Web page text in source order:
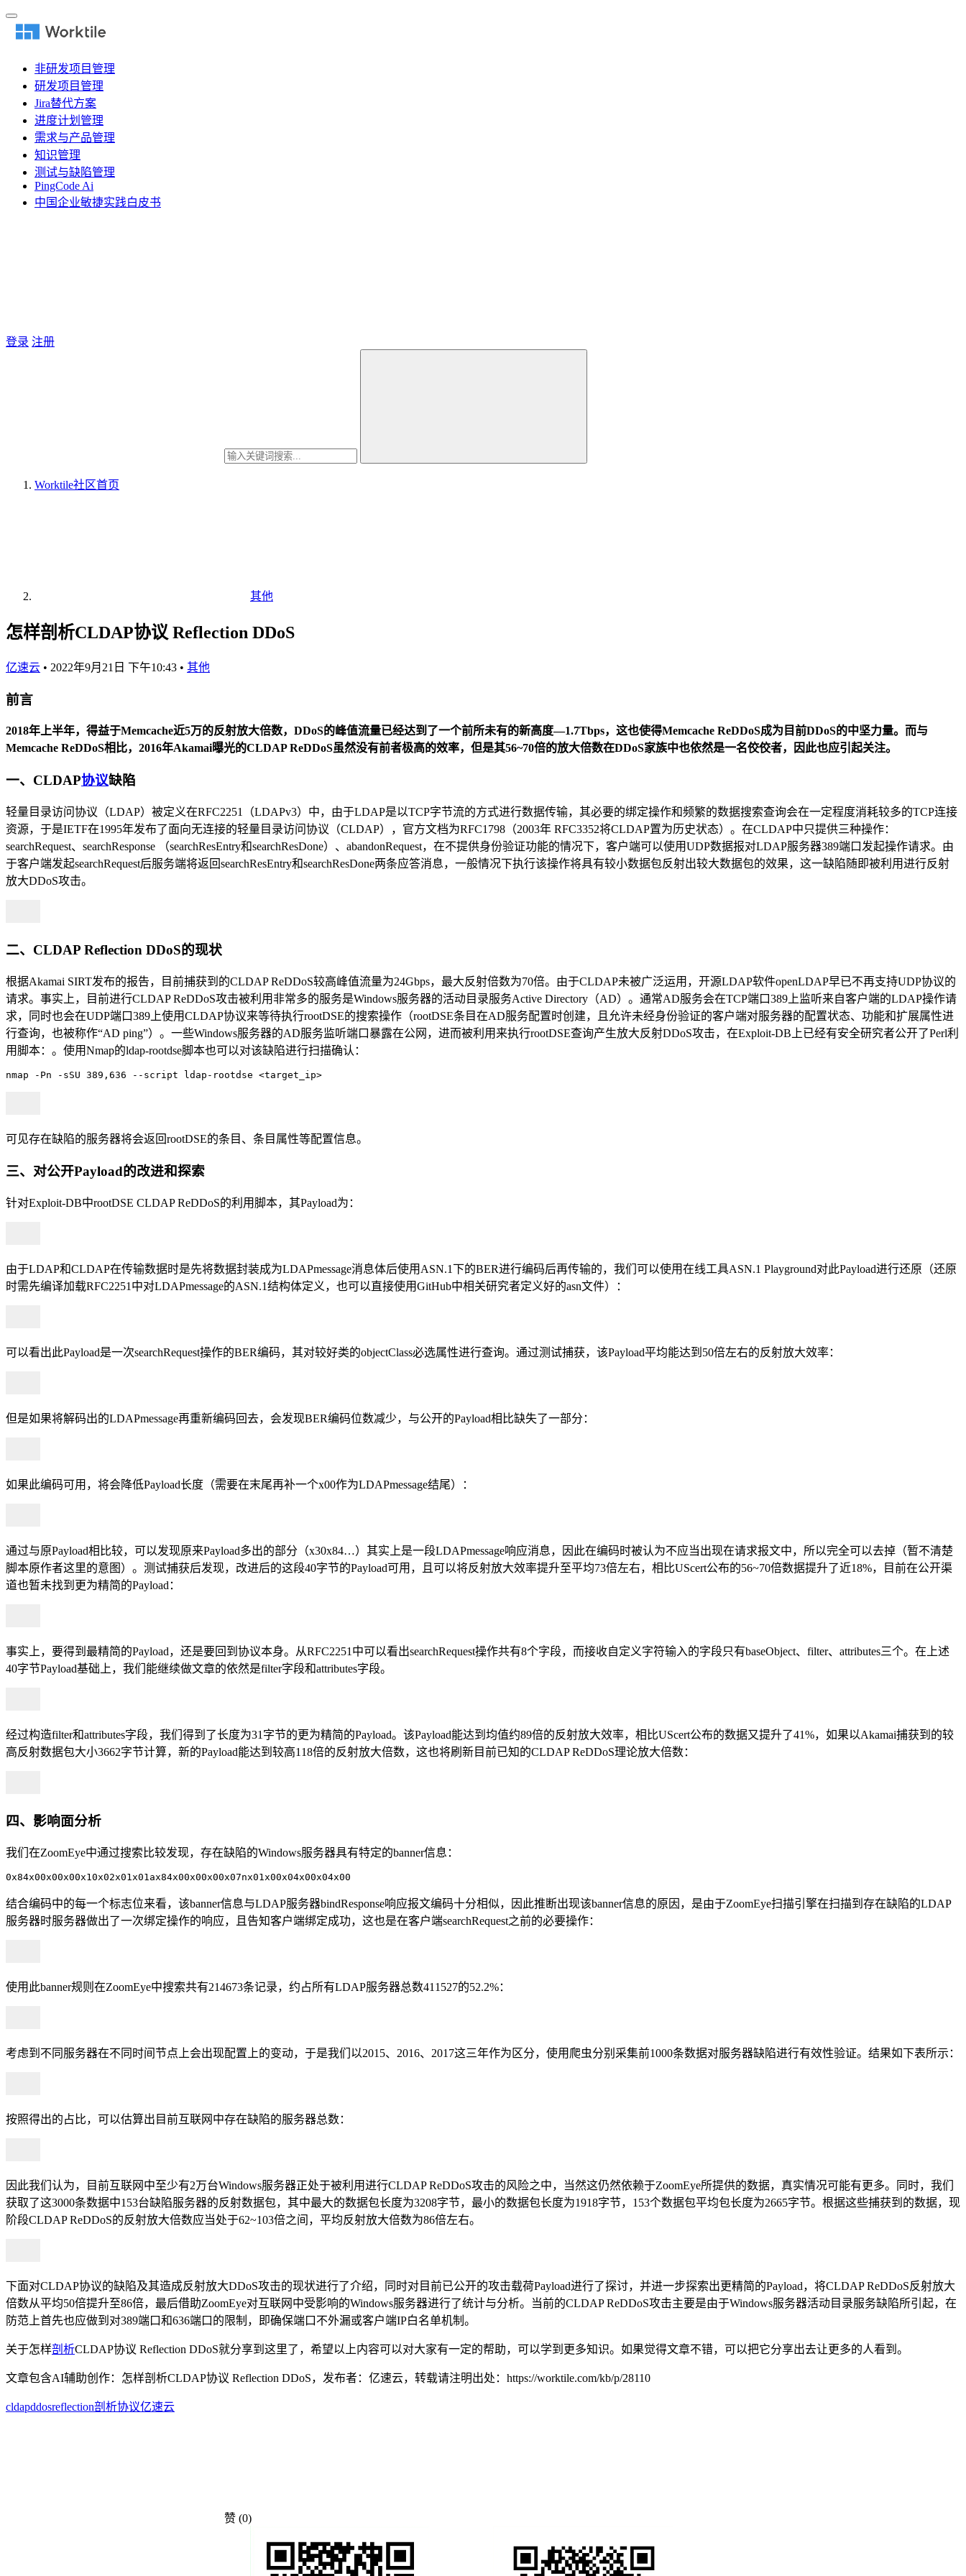
非研发项目管理
研发项目管理
Jira替代方案
进度计划管理
需求与产品管理
知识管理
测试与缺陷管理
PingCode Ai
中国企业敏捷实践白皮书
登录 注册
Worktile社区首页
其他
怎样剖析CLDAP协议 Reflection DDoS
亿速云 • 2022年9月21日 下午10:43 • 其他
前言
2018年上半年，得益于Memcache近5万的反射放大倍数，DDoS的峰值流量已经达到了一个前所未有的新高度—1.7Tbps，这也使得Memcache ReDDoS成为目前DDoS的中坚力量。而与
Memcache ReDDoS相比，2016年Akamai曝光的CLDAP ReDDoS虽然没有前者极高的效率，但是其56~70倍的放大倍数在DDoS家族中也依然是一名佼佼者，因此也应引起关注。
一、CLDAP协议缺陷
轻量目录访问协议（LDAP）被定义在RFC2251（LDAPv3）中，由于LDAP是以TCP字节流的方式进行数据传输，其必要的绑定操作和频繁的数据搜索查询会在一定程度消耗较多的TCP连接
资源，于是IETF在1995年发布了面向无连接的轻量目录访问协议（CLDAP），官方文档为RFC1798（2003年 RFC3352将CLDAP置为历史状态）。在CLDAP中只提供三种操作：
searchRequest、searchResponse （searchResEntry和searchResDone）、abandonRequest，在不提供身份验证功能的情况下，客户端可以使用UDP数据报对LDAP服务器389端口发起操作请求。由
于客户端发起searchRequest后服务端将返回searchResEntry和searchResDone两条应答消息，一般情况下执行该操作将具有较小数据包反射出较大数据包的效果，这一缺陷随即被利用进行反射
放大DDoS攻击。
二、CLDAP Reflection DDoS的现状
根据Akamai SIRT发布的报告，目前捕获到的CLDAP ReDDoS较高峰值流量为24Gbps，最大反射倍数为70倍。由于CLDAP未被广泛运用，开源LDAP软件openLDAP早已不再支持UDP协议的
请求。事实上，目前进行CLDAP ReDDoS攻击被利用非常多的服务是Windows服务器的活动目录服务Active Directory（AD）。通常AD服务会在TCP端口389上监听来自客户端的LDAP操作请
求，同时也会在UDP端口389上使用CLDAP协议来等待执行rootDSE的搜索操作（rootDSE条目在AD服务配置时创建，且允许未经身份验证的客户端对服务器的配置状态、功能和扩展属性进
行查询，也被称作“AD ping”）。一些Windows服务器的AD服务监听端口暴露在公网，进而被利用来执行rootDSE查询产生放大反射DDoS攻击，在Exploit-DB上已经有安全研究者公开了Perl利
用脚本：。使用Nmap的ldap-rootdse脚本也可以对该缺陷进行扫描确认：
nmap -Pn -sSU 389,636 --script ldap-rootdse <target_ip>
可见存在缺陷的服务器将会返回rootDSE的条目、条目属性等配置信息。
三、对公开Payload的改进和探索
针对Exploit-DB中rootDSE CLDAP ReDDoS的利用脚本，其Payload为：
由于LDAP和CLDAP在传输数据时是先将数据封装成为LDAPmessage消息体后使用ASN.1下的BER进行编码后再传输的，我们可以使用在线工具ASN.1 Playground对此Payload进行还原（还原
时需先编译加载RFC2251中对LDAPmessage的ASN.1结构体定义，也可以直接使用GitHub中相关研究者定义好的asn文件）：
可以看出此Payload是一次searchRequest操作的BER编码，其对较好类的objectClass必选属性进行查询。通过测试捕获，该Payload平均能达到50倍左右的反射放大效率：
但是如果将解码出的LDAPmessage再重新编码回去，会发现BER编码位数减少，与公开的Payload相比缺失了一部分：
如果此编码可用，将会降低Payload长度（需要在末尾再补一个x00作为LDAPmessage结尾）：
通过与原Payload相比较，可以发现原来Payload多出的部分（x30x84…）其实上是一段LDAPmessage响应消息，因此在编码时被认为不应当出现在请求报文中，所以完全可以去掉（暂不清楚
脚本原作者这里的意图）。测试捕获后发现，改进后的这段40字节的Payload可用，且可以将反射放大效率提升至平均73倍左右，相比UScert公布的56~70倍数据提升了近18%，目前在公开渠
道也暂未找到更为精简的Payload：
事实上，要得到最精简的Payload，还是要回到协议本身。从RFC2251中可以看出searchRequest操作共有8个字段，而接收自定义字符输入的字段只有baseObject、filter、attributes三个。在上述
40字节Payload基础上，我们能继续做文章的依然是filter字段和attributes字段。
经过构造filter和attributes字段，我们得到了长度为31字节的更为精简的Payload。该Payload能达到均值约89倍的反射放大效率，相比UScert公布的数据又提升了41%，如果以Akamai捕获到的较
高反射数据包大小3662字节计算，新的Payload能达到较高118倍的反射放大倍数，这也将刷新目前已知的CLDAP ReDDoS理论放大倍数：
四、影响面分析
我们在ZoomEye中通过搜索比较发现，存在缺陷的Windows服务器具有特定的banner信息：
0x84x00x00x00x10x02x01x01ax84x00x00x00x07nx01x00x04x00x04x00
结合编码中的每一个标志位来看，该banner信息与LDAP服务器bindResponse响应报文编码十分相似，因此推断出现该banner信息的原因，是由于ZoomEye扫描引擎在扫描到存在缺陷的LDAP
服务器时服务器做出了一次绑定操作的响应，且告知客户端绑定成功，这也是在客户端searchRequest之前的必要操作：
使用此banner规则在ZoomEye中搜索共有214673条记录，约占所有LDAP服务器总数411527的52.2%：
考虑到不同服务器在不同时间节点上会出现配置上的变动，于是我们以2015、2016、2017这三年作为区分，使用爬虫分别采集前1000条数据对服务器缺陷进行有效性验证。结果如下表所示：
按照得出的占比，可以估算出目前互联网中存在缺陷的服务器总数：
因此我们认为，目前互联网中至少有2万台Windows服务器正处于被利用进行CLDAP ReDDoS攻击的风险之中，当然这仍然依赖于ZoomEye所提供的数据，真实情况可能有更多。同时，我们
获取了这3000条数据中153台缺陷服务器的反射数据包，其中最大的数据包长度为3208字节，最小的数据包长度为1918字节，153个数据包平均包长度为2665字节。根据这些捕获到的数据，现
阶段CLDAP ReDDoS的反射放大倍数应当处于62~103倍之间，平均反射放大倍数为86倍左右。
下面对CLDAP协议的缺陷及其造成反射放大DDoS攻击的现状进行了介绍，同时对目前已公开的攻击载荷Payload进行了探讨，并进一步探索出更精简的Payload，将CLDAP ReDDoS反射放大
倍数从平均50倍提升至86倍，最后借助ZoomEye对互联网中受影响的Windows服务器进行了统计与分析。当前的CLDAP ReDDoS攻击主要是由于Windows服务器活动目录服务缺陷所引起，在
防范上首先也应做到对389端口和636端口的限制，即确保端口不外漏或客户端IP白名单机制。
关于怎样剖析CLDAP协议 Reflection DDoS就分享到这里了，希望以上内容可以对大家有一定的帮助，可以学到更多知识。如果觉得文章不错，可以把它分享出去让更多的人看到。
文章包含AI辅助创作：怎样剖析CLDAP协议 Reflection DDoS，发布者：亿速云，转载请注明出处： https://worktile.com/kb/p/28110
cldapddosreflection剖析协议亿速云
赞 (0)